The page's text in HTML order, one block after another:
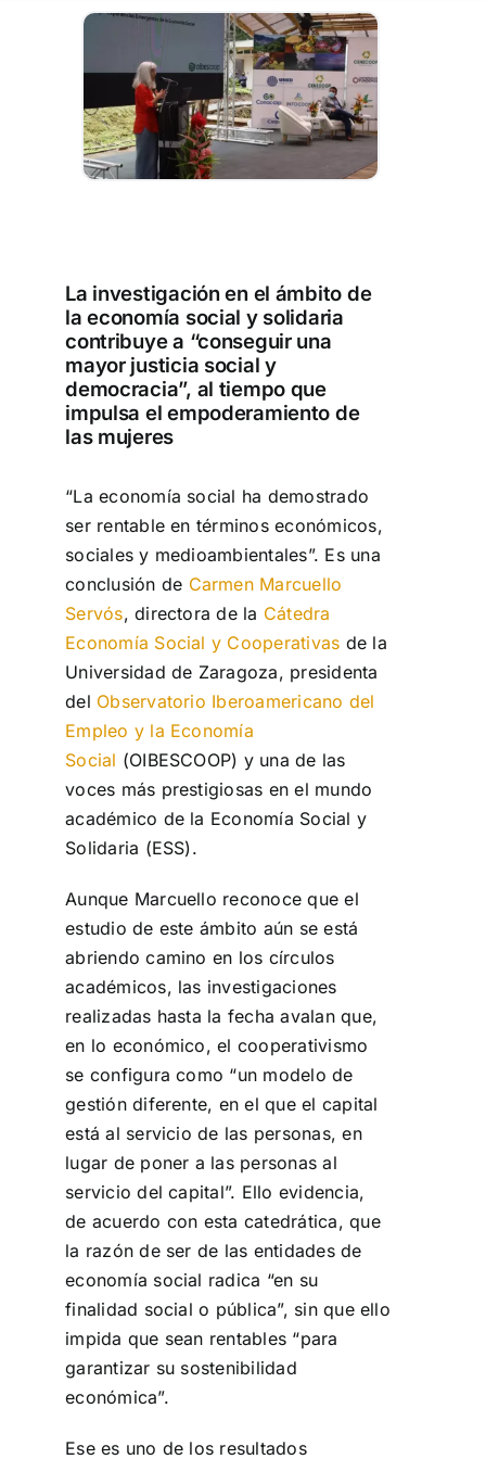
Financiación
Ellas transforman
La investigación en el ámbito de
la economía social y solidaria
contribuye a “conseguir una
mayor justicia social y
democracia”, al tiempo que
impulsa el empoderamiento de
las mujeres
“La economía social ha demostrado
ser rentable en términos económicos,
sociales y medioambientales”. Es una
conclusión de Carmen Marcuello
Servós, directora de la Cátedra
Economía Social y Cooperativas de la
Universidad de Zaragoza, presidenta
del Observatorio Iberoamericano del
Empleo y la Economía
Social (OIBESCOOP) y una de las
voces más prestigiosas en el mundo
académico de la Economía Social y
Solidaria (ESS).
Aunque Marcuello reconoce que el
estudio de este ámbito aún se está
abriendo camino en los círculos
académicos, las investigaciones
realizadas hasta la fecha avalan que,
en lo económico, el cooperativismo
se configura como “un modelo de
gestión diferente, en el que el capital
está al servicio de las personas, en
lugar de poner a las personas al
servicio del capital”. Ello evidencia,
de acuerdo con esta catedrática, que
la razón de ser de las entidades de
economía social radica “en su
finalidad social o pública”, sin que ello
impida que sean rentables “para
garantizar su sostenibilidad
económica”.
Ese es uno de los resultados